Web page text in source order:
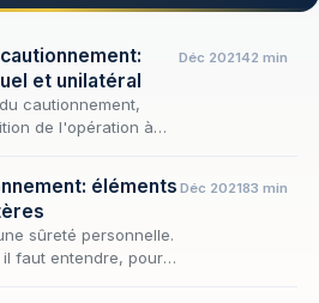
et unilatéral
cautionnement,
de l'opération à
Déc 202142 min
éléments
sûreté personnelle.
faut entendre, pour
Déc 202183 min